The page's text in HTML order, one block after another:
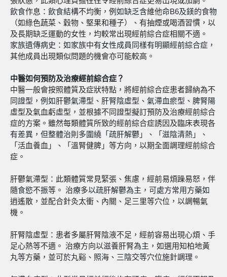
飲食作息：飲食結構不均衡，例如缺乏含維他命B6及鎂的食物
（如綠色蔬菜、穀物、堅果和種子）、有抽煙或喝酒習慣，以
及長期缺乏運動的女性，均較常出現經前綜合症相關不適。
家族遺傳病史：如家族中有女性成員同樣有明顯經前綜合症，
其他成員出現類似問題的機會亦可能較高。
中醫如何預防及治療經前綜合症？
中醫一般會按照體質及症狀特點，將經前綜合症患者歸納為不
同證型，例如肝鬱氣滯型、肝腎陰虛型、氣滯血瘀型、脾腎陽
虛型及氣血虧虛型，並根據不同證型擬訂預防及治療經前綜合
症的方案。雖然每類體質所致的經前綜合症誘因及臨床表現各
有差異，但整體治則多圍繞「疏肝解鬱」、「滋陰清熱」、
「活血養血」、「溫腎健脾」等方向，以期全面調理經前綜合
症。
肝鬱氣滯型：此類體質常見緊張、焦慮，經前易煩躁易怒，伴
隨食慾不振等。 治療多以疏肝解鬱為主，可處方常用方藥如
逍遙散，並配合針灸太衝、內關、足三里等穴位，以調暢氣
機。
肝腎陰虛型：患者多屬肝腎陰液不足，經前容易出現心煩、手
足心熱等不適。 治療方向以滋養肝腎為主，如選用知柏地黃
丸等方藥，並可於丸谿、照海、三陰交等穴位施針調理。